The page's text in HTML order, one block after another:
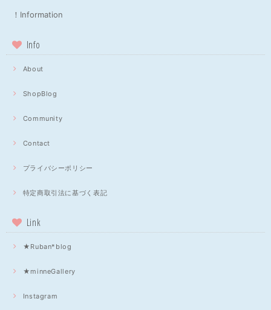
！Information
Info
About
ShopBlog
Community
Contact
プライバシーポリシー
特定商取引法に基づく表記
Link
★Ruban*blog
★minneGallery
Instagram